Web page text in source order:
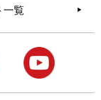
一覧